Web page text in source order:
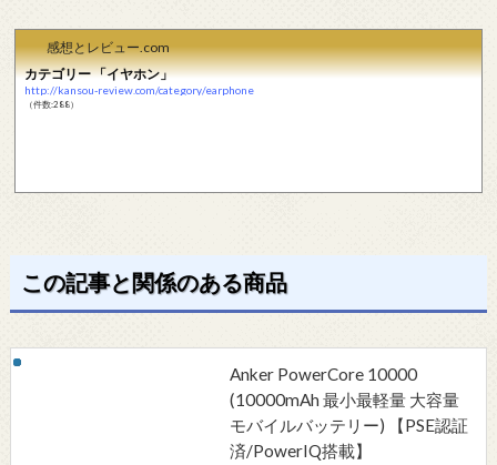
感想とレビュー.com
カテゴリー 「イヤホン」
http://kansou-review.com/category/earphone
（件数:288）
この記事と関係のある商品
Anker PowerCore 10000
(10000mAh 最小最軽量 大容量
モバイルバッテリー) 【PSE認証
済/PowerIQ搭載】